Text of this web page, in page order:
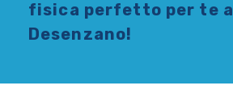
fisica perfetto per te a
Desenzano!